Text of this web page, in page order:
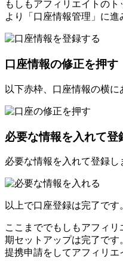
もしもアフィリエイトのト
より「口座情報管理」に進
口座情報の修正を押す
以下赤枠、口座情報の横に
必要な情報を入れて登
必要な情報を入れて登録し
以上で口座登録は完了です
ここまででもしもアフィ
期セットアップは完了です
提携申請をしてアフィリエ